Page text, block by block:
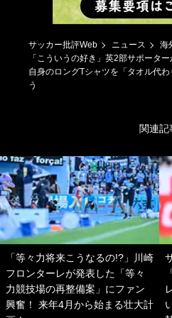
サッカー批評Web ニュース
海
「こういうの好き」英2部サポータ
自身のロングTシャツを「タオル代
う
関連記
「等々力将来こうなるの!?」川崎
フロンターレが発表した「等々
力競技場の再整備案」にファン
興奮！ 来年4月から始まる壮大計